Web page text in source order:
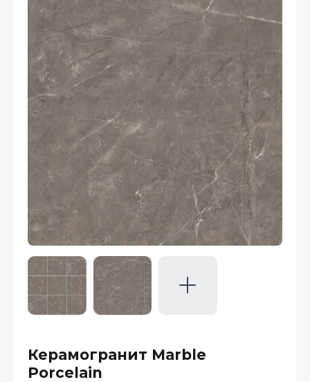
Керамогранит Marble
Porcelain